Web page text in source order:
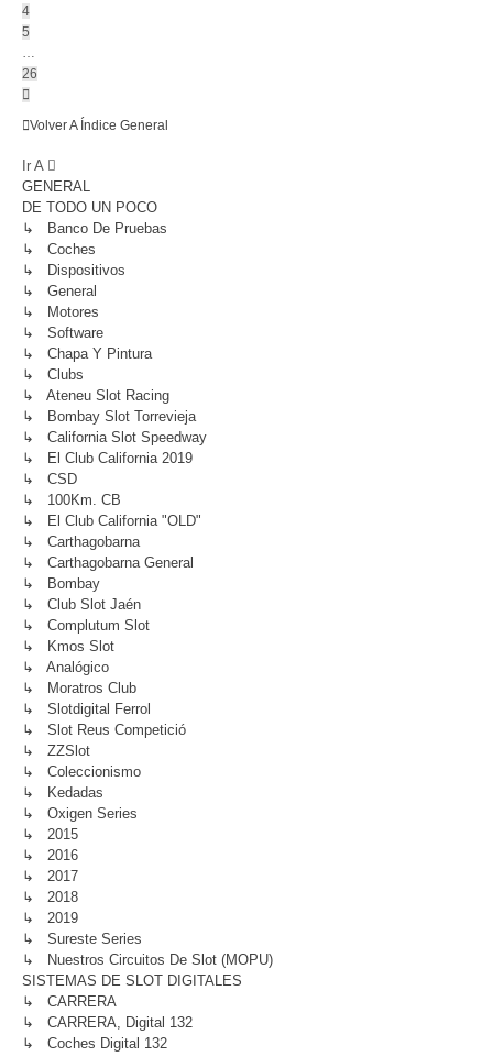
4
5
…
26
Volver A Índice General
Ir A
GENERAL
DE TODO UN POCO
↳ Banco De Pruebas
↳ Coches
↳ Dispositivos
↳ General
↳ Motores
↳ Software
↳ Chapa Y Pintura
↳ Clubs
↳ Ateneu Slot Racing
↳ Bombay Slot Torrevieja
↳ California Slot Speedway
↳ El Club California 2019
↳ CSD
↳ 100Km. CB
↳ El Club California "OLD"
↳ Carthagobarna
↳ Carthagobarna General
↳ Bombay
↳ Club Slot Jaén
↳ Complutum Slot
↳ Kmos Slot
↳ Analógico
↳ Moratros Club
↳ Slotdigital Ferrol
↳ Slot Reus Competició
↳ ZZSlot
↳ Coleccionismo
↳ Kedadas
↳ Oxigen Series
↳ 2015
↳ 2016
↳ 2017
↳ 2018
↳ 2019
↳ Sureste Series
↳ Nuestros Circuitos De Slot (MOPU)
SISTEMAS DE SLOT DIGITALES
↳ CARRERA
↳ CARRERA, Digital 132
↳ Coches Digital 132